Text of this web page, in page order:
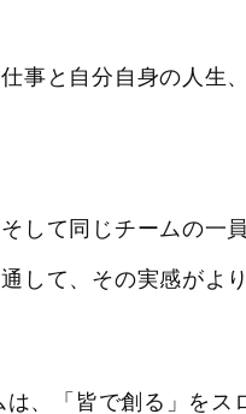
事と自分自身の人生
して同じチームの一
して、その実感がよ
、「皆で創る」をス